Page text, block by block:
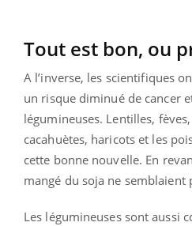
Tout est bon, ou
A l’inverse, les scientifiques
un risque diminué de cancer
légumineuses. Lentilles,
cacahuètes, haricots et les
cette bonne nouvelle. En
mangé du soja ne semblaient
Les légumineuses sont aussi